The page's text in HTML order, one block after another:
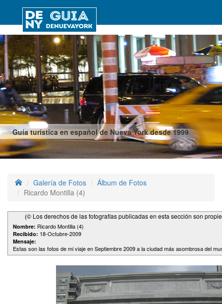
Guía turística en español de Nueva York desde 1999
Galería de Fotos
Álbum de Fotos
Ricardo Montilla (4)
(© Los derechos de las fotografías publicadas en esta sección son
Nombre: Ricardo Montilla (4)
Recibido: 18-Octubre-2009
Mensaje:
Estas son las fotos de mi viaje en Septiembre 2009 a la ciudad más asombrosa del